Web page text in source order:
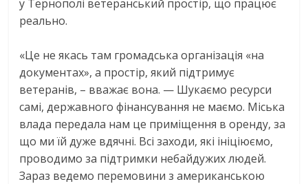
у Тернополі ветеранський простір, що працює
реально.
«Це не якась там громадська організація «на
документах», а простір, який підтримує
ветеранів, – вважає вона. — Шукаємо ресурси
самі, державного фінансування не маємо. Міська
влада передала нам це приміщення в оренду, за
що ми їй дуже вдячні. Всі заходи, які ініціюємо,
проводимо за підтримки небайдужих людей.
Зараз ведемо перемовини з американською